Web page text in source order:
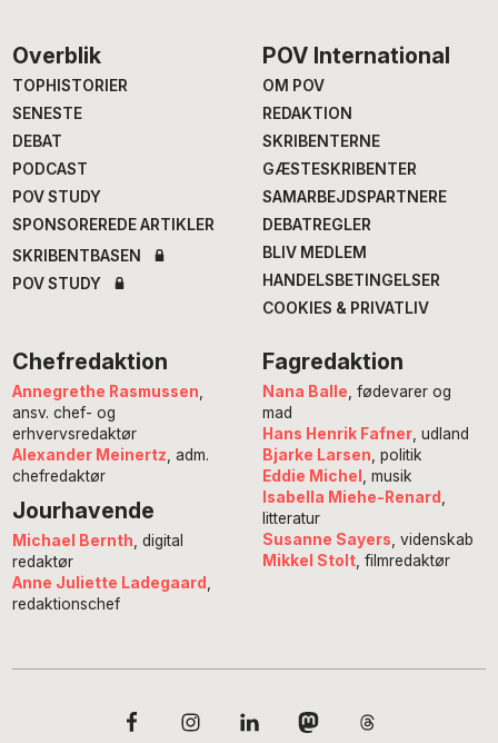
Footer
Overblik
TOPHISTORIER
SENESTE
DEBAT
PODCAST
POV STUDY
SPONSOREREDE ARTIKLER
SKRIBENTBASEN
POV STUDY
POV International
OM POV
REDAKTION
SKRIBENTERNE
GÆSTESKRIBENTER
SAMARBEJDSPARTNERE
DEBATREGLER
BLIV MEDLEM
HANDELSBETINGELSER
COOKIES & PRIVATLIV
Chefredaktion
Annegrethe Rasmussen,
ansv. chef- og
erhvervsredaktør
Alexander Meinertz, adm.
chefredaktør
Jourhavende
Michael Bernth , digital
redaktør
Anne Juliette Ladegaard
redaktionschef
Fagredaktion
Nana Balle, fødevarer og
mad
Hans Henrik Fafner, udland
Bjarke Larsen, politik
Eddie Michel , musik
Isabella Miehe-Renard ,
litteratur
Susanne Sayers, videnskab
Mikkel Stolt, filmredaktør